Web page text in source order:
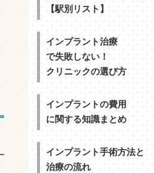
【駅別リスト】
インプラント治療
で失敗しない！
クリニックの選び方
インプラントの費用
に関する知識まとめ
インプラント手術方法と
治療の流れ